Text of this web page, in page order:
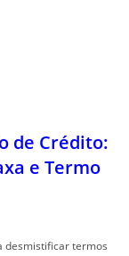
de Crédito:
e Termo
desmistificar termos